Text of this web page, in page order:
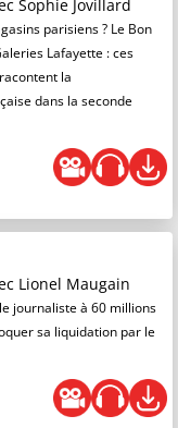
Sophie Jovillard
parisiens ? Le Bon
Lafayette : ces
la
dans la seconde
Lionel Maugain
journaliste à 60 millions
sa liquidation par le